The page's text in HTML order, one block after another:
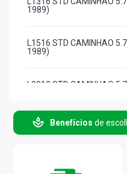
1989)
L1516 STD CAMINHAO
1989)
L2013 STD CAMINHAO
L2213 STD CAMINHAO
1989)
LA1113 STD CAMINHAO
Benefícios de